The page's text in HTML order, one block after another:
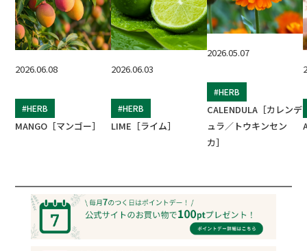
2026.06.08
#HERB
MANGO［マンゴー］
2026.06.03
#HERB
LIME［ライム］
2026.05.07
#HERB
CALENDULA［カレンデ
ュラ／トウキンセン
カ］